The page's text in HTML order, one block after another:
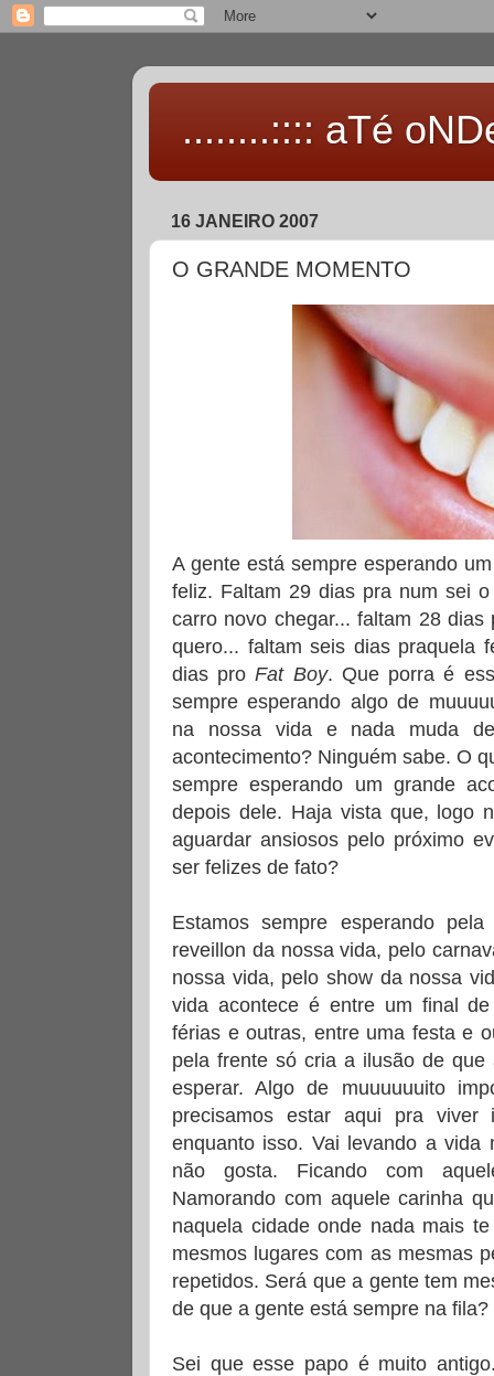
........:::: aTé
16 JANEIRO 2007
O GRANDE MOMENTO
A gente está sempre esperando
feliz. Faltam 29 dias pra num sei
carro novo chegar... faltam 28
quero... faltam seis dias praquela
dias proFat Boy. Que porra é
sempre esperando algo de
na nossa vida e nada muda
acontecimento? Ninguém sabe. O
sempre esperando um grande
depois dele. Haja vista que, logo
aguardar ansiosos pelo próximo
ser felizes de fato?
Estamos sempre esperando
reveillon da nossa vida, pelo
nossa vida, pelo show da nossa
vida acontece é entre um final
férias e outras, entre uma festa e
pela frente só cria a ilusão de
esperar. Algo de muuuuuuito
precisamos estar aqui pra
enquanto isso. Vai levando a vida
não gosta. Ficando com
Namorando com aquele carinha
naquela cidade onde nada mais
mesmos lugares com as mesmas
repetidos. Será que a gente tem
de que a gente está sempre na fila?
Sei que esse papo é muito